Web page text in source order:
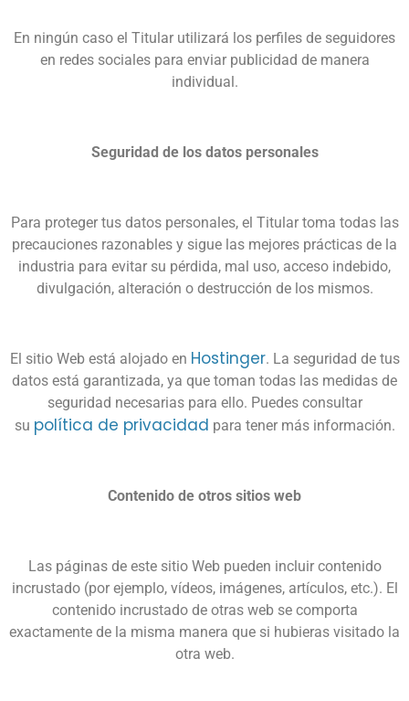
En ningún caso el Titular utilizará los perfiles de seguidores
en redes sociales para enviar publicidad de manera
individual.
Seguridad de los datos personales
Para proteger tus datos personales, el Titular toma todas las
precauciones razonables y sigue las mejores prácticas de la
industria para evitar su pérdida, mal uso, acceso indebido,
divulgación, alteración o destrucción de los mismos.
El sitio Web está alojado en Hostinger. La seguridad de tus
datos está garantizada, ya que toman todas las medidas de
seguridad necesarias para ello. Puedes consultar
su política de privacidad para tener más información.
Contenido de otros sitios web
Las páginas de este sitio Web pueden incluir contenido
incrustado (por ejemplo, vídeos, imágenes, artículos, etc.). El
contenido incrustado de otras web se comporta
exactamente de la misma manera que si hubieras visitado la
otra web.